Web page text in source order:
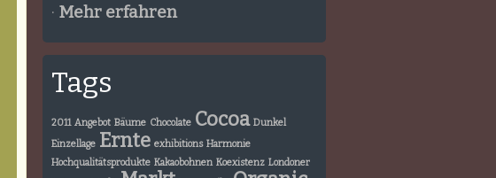
· Mehr erfahren
Tags
2011 Angebot Bäume Chocolate Cocoa Dunkel
Einzellage Ernte exhibitions Harmonie
Hochqualitätsprodukte Kakaobohnen Koexistenz Londoner